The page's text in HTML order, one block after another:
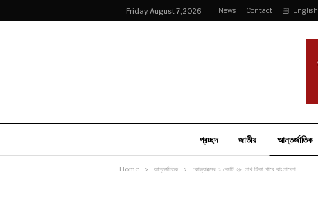
Friday, August 7, 2026 News Contact English
প্রচ্ছদ জাতীয় আন্তর্জাতিক
Home আন্তর্জাতিক কোভ্যাক্সের ১ কোটি ২৮ লাখ টিকা পাবে বাংলাদেশ